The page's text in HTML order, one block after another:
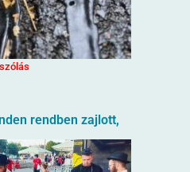
rendben zajlott,